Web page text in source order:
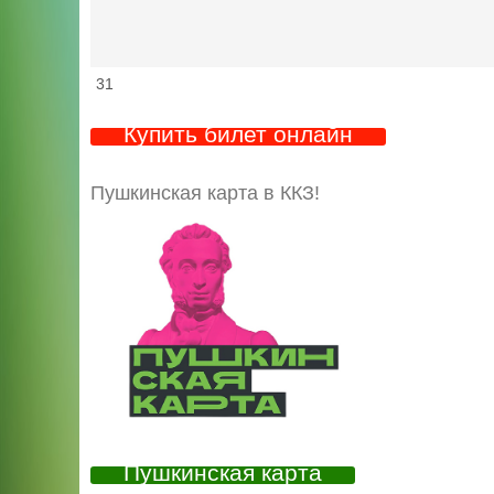
31
Купить билет онлайн
Пушкинская карта в ККЗ!
Пушкинская карта